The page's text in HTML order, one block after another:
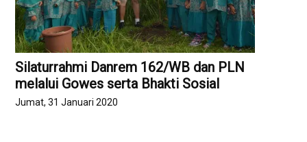
Silaturrahmi Danrem 162/WB dan PLN
melalui Gowes serta Bhakti Sosial
Jumat, 31 Januari 2020